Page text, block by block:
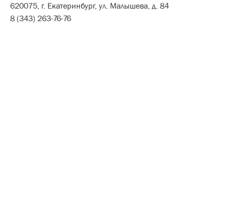
620075, г. Екатеринбург, ул. Малышева, д. 84
8 (343) 263-76-76